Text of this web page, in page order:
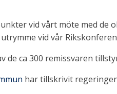
vid vårt möte med de
vid vår
de ca 300 remissvaren
har tillskrivit